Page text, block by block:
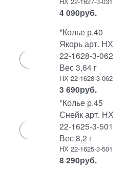
4 090руб.
*Колье р.40
Якорь арт. НХ
22-1628-3-062
Вес 3,64 г
НХ 22-1628-3-062
3 690руб.
*Колье р.45
Снейк арт. НХ
22-1625-3-501
Вес 8,2 г
НХ 22-1625-3-501
8 290руб.